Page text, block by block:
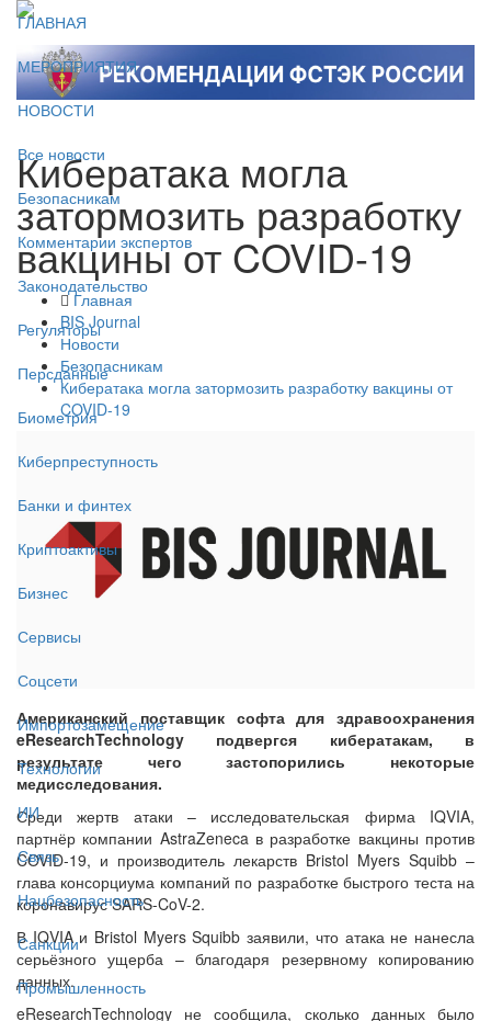
ГЛАВНАЯ
МЕРОПРИЯТИЯ
НОВОСТИ
Все новости
Безопасникам
Комментарии экспертов
Законодательство
Регуляторы
Персданные
Биометрия
Киберпреступность
Банки и финтех
Криптоактивы
Бизнес
Сервисы
Соцсети
Импортозамещение
Технологии
ИИ
Связь
Нацбезопасность
Санкции
Промышленность
Кибератака могла
затормозить разработку
вакцины от COVID-19
Главная
BIS Journal
Новости
Безопасникам
Кибератака могла затормозить разработку вакцины от
COVID-19
Американский поставщик софта для здравоохранения
eResearchTechnology подвергся кибератакам, в
результате чего застопорились некоторые
медисследования.
Среди жертв атаки – исследовательская фирма IQVIA,
партнёр компании AstraZeneca в разработке вакцины против
COVID-19, и производитель лекарств Bristol Myers Squibb –
глава консорциума компаний по разработке быстрого теста на
коронавирус SARS-CoV-2.
В IQVIA и Bristol Myers Squibb заявили, что атака не нанесла
серьёзного ущерба – благодаря резервному копированию
данных.
eResearchTechnology не сообщила, сколько данных было